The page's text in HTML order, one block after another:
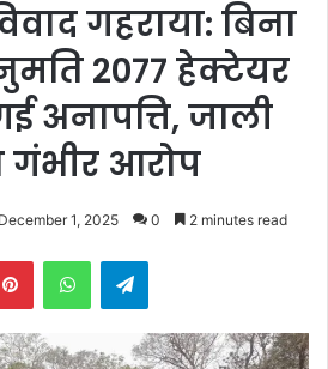
गहराया: बिना
2077 हेक्टेयर
अनापत्ति, जाली
गंभीर आरोप
December 1, 2025 0 2 minutes read
PinterestWhatsAppTelegram